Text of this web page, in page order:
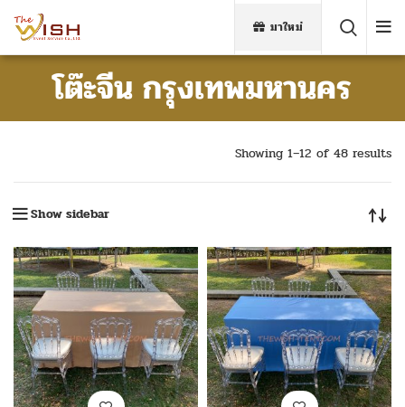
มาใหม่
โต๊ะจีน กรุงเทพมหานคร
Showing 1–12 of 48 results
Show sidebar